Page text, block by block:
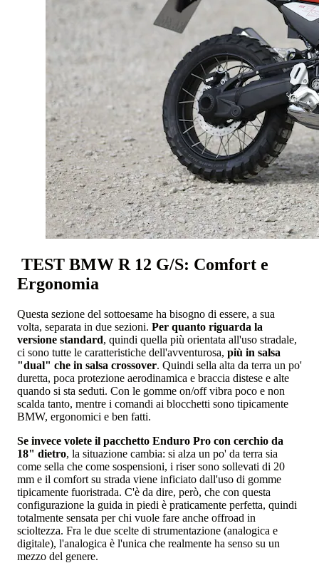
TEST BMW R 12 G/S: Comfort e
Ergonomia
Questa sezione del sottoesame ha bisogno di essere, a sua
volta, separata in due sezioni. Per quanto riguarda la
versione standard, quindi quella più orientata all'uso stradale,
ci sono tutte le caratteristiche dell'avventurosa, più in salsa
"dual" che in salsa crossover. Quindi sella alta da terra un po'
duretta, poca protezione aerodinamica e braccia distese e alte
quando si sta seduti. Con le gomme on/off vibra poco e non
scalda tanto, mentre i comandi ai blocchetti sono tipicamente
BMW, ergonomici e ben fatti.
Se invece volete il pacchetto Enduro Pro con cerchio da
18" dietro, la situazione cambia: si alza un po' da terra sia
come sella che come sospensioni, i riser sono sollevati di 20
mm e il comfort su strada viene inficiato dall'uso di gomme
tipicamente fuoristrada. C'è da dire, però, che con questa
configurazione la guida in piedi è praticamente perfetta, quindi
totalmente sensata per chi vuole fare anche offroad in
scioltezza. Fra le due scelte di strumentazione (analogica e
digitale), l'analogica è l'unica che realmente ha senso su un
mezzo del genere.